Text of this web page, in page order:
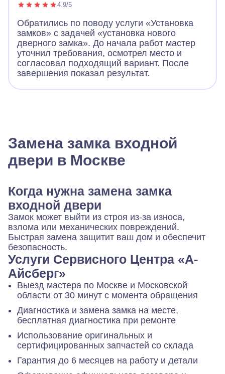
4.9/5
Обратились по поводу услуги «Установка
замков» с задачей «установка нового
дверного замка». До начала работ мастер
уточнил требования, осмотрел место и
согласовал подходящий вариант. После
завершения показал результат.
Замена замка входной
двери в Москве
Когда нужна замена замка
входной двери
Замок может выйти из строя из-за износа,
взлома или механических повреждений.
Быстрая замена защитит ваш дом и обеспечит
безопасность.
Услуги Сервисного Центра «А-
Айсберг»
Выезд мастера по Москве и Московской
области от 30 минут с момента обращения
Диагностика и замена замка на месте,
бесплатная диагностика при ремонте
Использование оригинальных и
сертифицированных запчастей со склада
Гарантия до 6 месяцев на работу и детали